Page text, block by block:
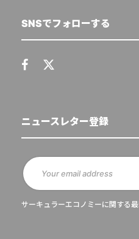
SNSでフォローする
ニュースレター登録
サーキュラーエコノミーに関する最